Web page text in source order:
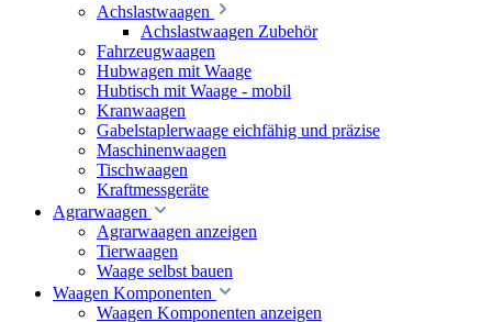
Achslastwaagen
Achslastwaagen Zubehör
Fahrzeugwaagen
Hubwagen mit Waage
Hubtisch mit Waage - mobil
Kranwaagen
Gabelstaplerwaage eichfähig und präzise
Maschinenwaagen
Tischwaagen
Kraftmessgeräte
Agrarwaagen
Agrarwaagen anzeigen
Tierwaagen
Waage selbst bauen
Waagen Komponenten
Waagen Komponenten anzeigen